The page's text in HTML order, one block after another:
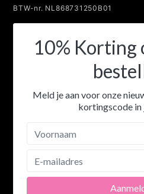
BTW-nr. NL868731250B01
10% Korting
Meld je aan voor onze
kortingscode in